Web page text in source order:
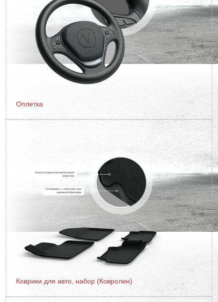
Оплетка
Коврики для авто, набор (Ковролин)